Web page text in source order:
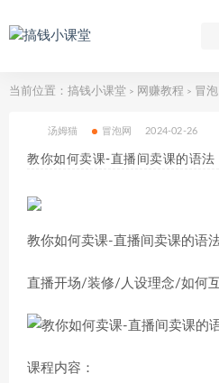
当前位置： 搞钱小课堂 > 网赚教程 > 冒泡
汤姆猫 冒泡网 2024-02-26
教你如何卖课-直播间卖课的语
教你如何卖课-直播间卖课的语
直播开场/装修/人设理念/如何
课程内容：